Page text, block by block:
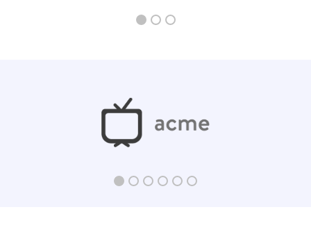
connect with your target audience.